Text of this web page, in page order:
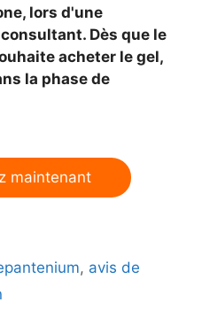
lors d'une
Dès que le
acheter le gel,
la phase de
maintenant
, avis de